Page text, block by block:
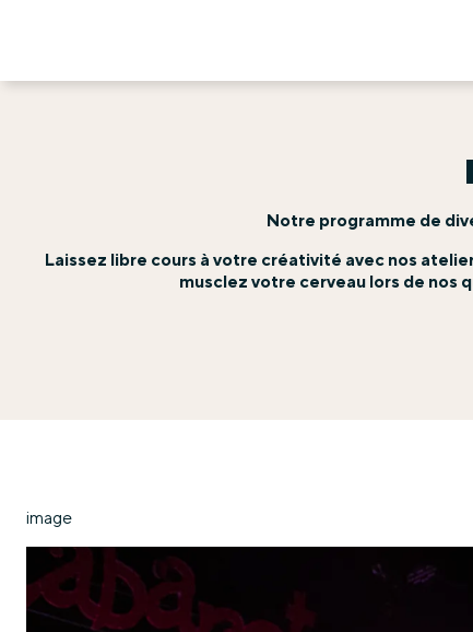
Notre programme de
Laissez libre cours à votre créativité avec nos
musclez votre cerveau lors de nos
image